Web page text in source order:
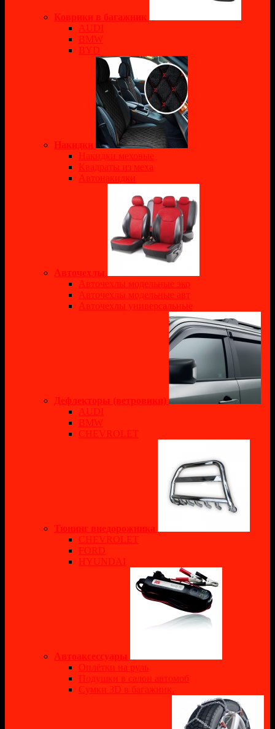
Коврики в багажник
AUDI
BMW
BYD
Накидки
Накидки меховые
Квадраты из меха
Автонакидки
Авточехлы
Авточехлы модельные эко
Авточехлы модельные авт
Авточехлы универсальные
Дефлекторы (ветровики)
AUDI
BMW
CHEVROLET
Тюнинг внедорожника
CHEVROLET
FORD
HYUNDAI
Автоаксессуары
Оплётки на руль
Подушки в салон автомоб
Сумки 3D в багажник.